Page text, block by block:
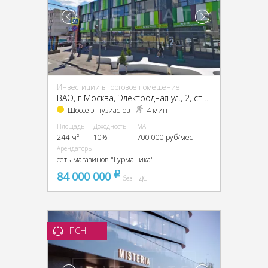
Инвестиции в торговое помещение
Шоссе энтузиастов 4 мин
Площадь
244 м²
Доходность
10%
МАП
700 000 руб/мес
Арендаторы
сеть магазинов "Гурманика"
84 000 000 pуббез НДС
ПСН